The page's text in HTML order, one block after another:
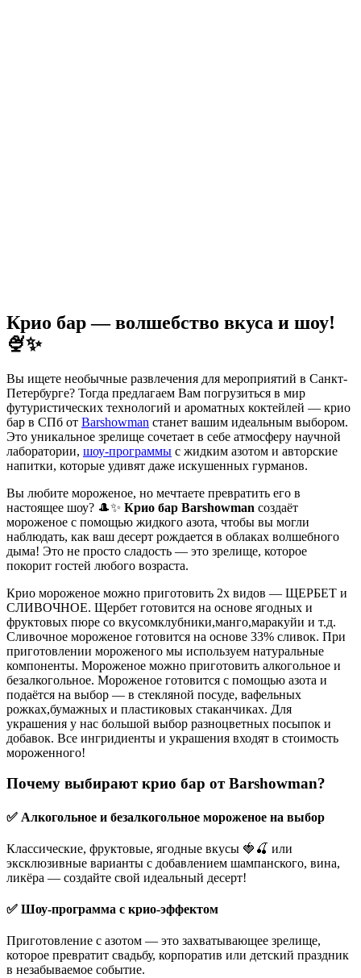
Крио бар — волшебство вкуса и шоу!
🍨✨
Вы ищете необычные развлечения для мероприятий в Санкт-
Петербурге? Тогда предлагаем Вам погрузиться в мир
футуристических технологий и ароматных коктейлей — крио
бар в СПб от Barshowman станет вашим идеальным выбором.
Это уникальное зрелище сочетает в себе атмосферу научной
лаборатории, шоу-программы с жидким азотом и авторские
напитки, которые удивят даже искушенных гурманов.
Вы любите мороженое, но мечтаете превратить его в
настоящее шоу? 🎩✨ Крио бар Barshowman создаёт
мороженое с помощью жидкого азота, чтобы вы могли
наблюдать, как ваш десерт рождается в облаках волшебного
дыма! Это не просто сладость — это зрелище, которое
покорит гостей любого возраста.
Крио мороженое можно приготовить 2х видов — ЩЕРБЕТ и
СЛИВОЧНОЕ. Щербет готовится на основе ягодных и
фруктовых пюре со вкусомклубники,манго,маракуйи и т.д.
Сливочное мороженое готовится на основе 33% сливок. При
приготовлении мороженого мы используем натуральные
компоненты. Мороженое можно приготовить алкогольное и
безалкогольное. Мороженое готовится с помощью азота и
подаётся на выбор — в стекляной посуде, вафельных
рожках,бумажных и пластиковых стаканчиках. Для
украшения у нас большой выбор разноцветных посыпок и
добавок. Все ингридиенты и украшения входят в стоимость
мороженного!
Почему выбирают крио бар от Barshowman?
✅ Алкогольное и безалкогольное мороженое на выбор
Классические, фруктовые, ягодные вкусы 🍓🍒 или
эксклюзивные варианты с добавлением шампанского, вина,
ликёра — создайте свой идеальный десерт!
✅ Шоу-программа с крио-эффектом
Приготовление с азотом — это захватывающее зрелище,
которое превратит свадьбу, корпоратив или детский праздник
в незабываемое событие.